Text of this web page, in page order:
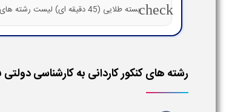
checkبسته طلایی (45 دقیقه ای) لیست رشته های کنکور کاردانی به کارشناسی
رشته های کنکور کاردانی به کارشناسی دولتی ۱۴۰۵